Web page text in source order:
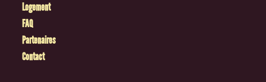
Logement
FAQ
Partenaires
Contact